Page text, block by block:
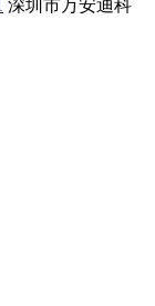
深圳市万安迪科